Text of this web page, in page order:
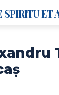
SPIRITU ET